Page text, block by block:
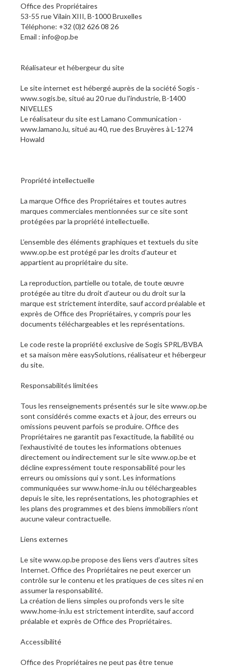
Office des Propriétaires
53-55 rue Vilain XIII, B-1000 Bruxelles
Téléphone: +32 (0)2 626 08 26
Email : info@op.be
Réalisateur et hébergeur du site
Le site internet est hébergé auprès de la société Sogis -
www.sogis.be, situé au 20 rue du l'industrie, B-1400
NIVELLES
Le réalisateur du site est Lamano Communication -
www.lamano.lu, situé au 40, rue des Bruyères à L-1274
Howald
Propriété intellectuelle
La marque Office des Propriétaires et toutes autres
marques commerciales mentionnées sur ce site sont
protégées par la propriété intellectuelle.
L’ensemble des éléments graphiques et textuels du site
www.op.be est protégé par les droits d’auteur et
appartient au propriétaire du site.
La reproduction, partielle ou totale, de toute œuvre
protégée au titre du droit d’auteur ou du droit sur la
marque est strictement interdite, sauf accord préalable et
exprès de Office des Propriétaires, y compris pour les
documents téléchargeables et les représentations.
Le code reste la propriété exclusive de Sogis SPRL/BVBA
et sa maison mère easySolutions, réalisateur et hébergeur
du site.
Responsabilités limitées
Tous les renseignements présentés sur le site www.op.be
sont considérés comme exacts et à jour, des erreurs ou
omissions peuvent parfois se produire. Office des
Propriétaires ne garantit pas l’exactitude, la fiabilité ou
l’exhaustivité de toutes les informations obtenues
directement ou indirectement sur le site www.op.be et
décline expressément toute responsabilité pour les
erreurs ou omissions qui y sont. Les informations
communiquées sur www.home-in.lu ou téléchargeables
depuis le site, les représentations, les photographies et
les plans des programmes et des biens immobiliers n’ont
aucune valeur contractuelle.
Liens externes
Le site www.op.be propose des liens vers d’autres sites
Internet. Office des Propriétaires ne peut exercer un
contrôle sur le contenu et les pratiques de ces sites ni en
assumer la responsabilité.
La création de liens simples ou profonds vers le site
www.home-in.lu est strictement interdite, sauf accord
préalable et exprès de Office des Propriétaires.
Accessibilité
Office des Propriétaires ne peut pas être tenue